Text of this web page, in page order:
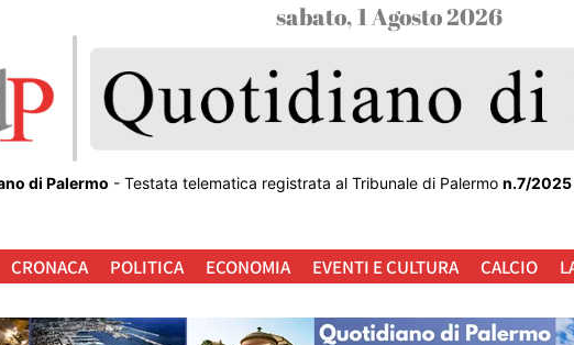
sabato, 1 Agosto 2026
di Palermo - Testata telematica registrata al Tribunale di Palermo n.7/2025
CRONACA POLITICA ECONOMIA EVENTI E CULTURA CALCIO